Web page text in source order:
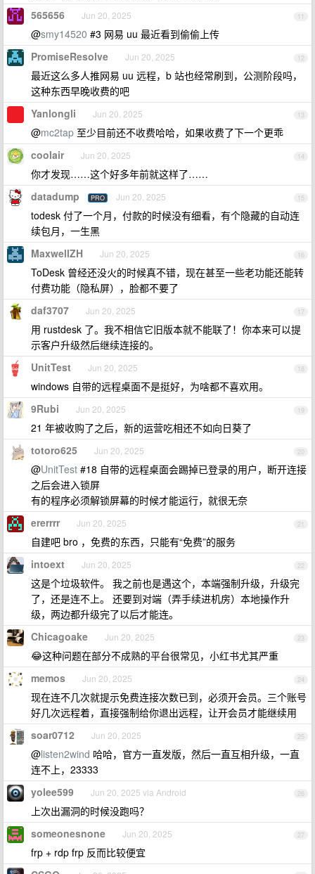
11
565656 Jun 20, 2025
@smy14520 #3 网易 uu 最近看到偷偷上传
12
PromiseResolve Jun 20, 2025
最近这么多人推网易 uu 远程，b 站也经常刷到，公测阶段吗，
这种东西早晚收费的吧
13
Yanlongli Jun 20, 2025
@mc2tap 至少目前还不收费哈哈，如果收费了下一个更乖
14
coolair Jun 20, 2025
你才发现……这个好多年前就这样了……
15
datadump PRO Jun 20, 2025
todesk 付了一个月，付款的时候没有细看，有个隐藏的自动连
续包月，一生黑
16
MaxwellZH Jun 20, 2025
ToDesk 曾经还没火的时候真不错，现在甚至一些老功能还能转
付费功能（隐私屏），脸都不要了
17
daf3707 Jun 20, 2025
用 rustdesk 了。我不相信它旧版本就不能联了！你本来可以提
示客户升级然后继续连接的。
18
UnitTest Jun 20, 2025
windows 自带的远程桌面不是挺好，为啥都不喜欢用。
19
9Rubi Jun 20, 2025
21 年被收购了之后，新的运营吃相还不如向日葵了
20
totoro625 Jun 20, 2025
@UnitTest #18 自带的远程桌面会踢掉已登录的用户，断开连接
之后会进入锁屏
有的程序必须解锁屏幕的时候才能运行，就很无奈
21
ererrrr Jun 20, 2025
自建吧 bro ，免费的东西，只能有“免费”的服务
22
intoext Jun 20, 2025
这是个垃圾软件。 我之前也是遇这个，本端强制升级，升级完
了，还是连不上。 还要到对端（弄手续进机房）本地操作升
级，两边都升级完了以后才能连。
23
Chicagoake Jun 20, 2025
😂这种问题在部分不成熟的平台很常见，小红书尤其严重
24
memos Jun 20, 2025
现在连不几次就提示免费连接次数已到，必须开会员。三个账号
好几次远程着，直接强制给你退出远程，让开会员才能继续用
25
soar0712 Jun 20, 2025
@listen2wind 哈哈，官方一直发版，然后一直互相升级，一直
连不上，23333
26
yolee599 Jun 20, 2025 via Android
上次出漏洞的时候没跑吗？
27
someonesnone Jun 20, 2025
frp + rdp frp 反而比较便宜